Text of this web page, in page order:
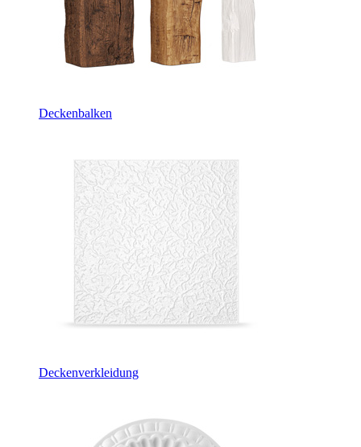
Deckenbalken
Deckenverkleidung